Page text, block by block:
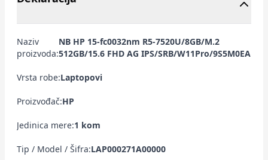
Naziv
proizvoda:
NB HP 15-fc0032nm R5-7520U/8GB/M.2
512GB/15.6 FHD AG IPS/SRB/W11Pro/9S5M0EA
Vrsta robe:Laptopovi
Proizvođač:HP
Jedinica mere:1 kom
Tip / Model / Šifra:LAP000271A00000